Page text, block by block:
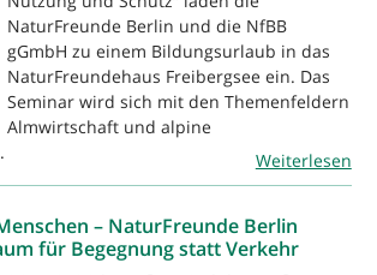
NaturFreunde Berlin und die NfBB
gGmbH zu einem Bildungsurlaub in das
NaturFreundehaus Freibergsee ein. Das
Seminar wird sich mit den Themenfeldern
Almwirtschaft und alpine
Weiterlesen
– NaturFreunde Berlin
für Begegnung statt Verkehr